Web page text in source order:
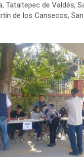
Tataltepec de Valdés,
de los Cansecos,